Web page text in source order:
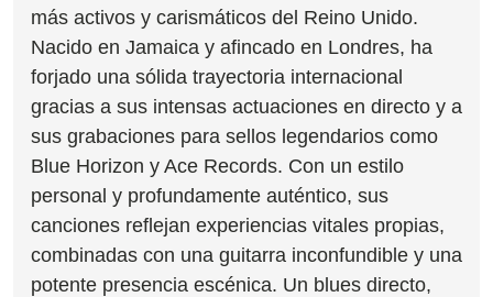
más activos y carismáticos del Reino Unido.
Nacido en Jamaica y afincado en Londres, ha
forjado una sólida trayectoria internacional
gracias a sus intensas actuaciones en directo y a
sus grabaciones para sellos legendarios como
Blue Horizon y Ace Records. Con un estilo
personal y profundamente auténtico, sus
canciones reflejan experiencias vitales propias,
combinadas con una guitarra inconfundible y una
potente presencia escénica. Un blues directo,